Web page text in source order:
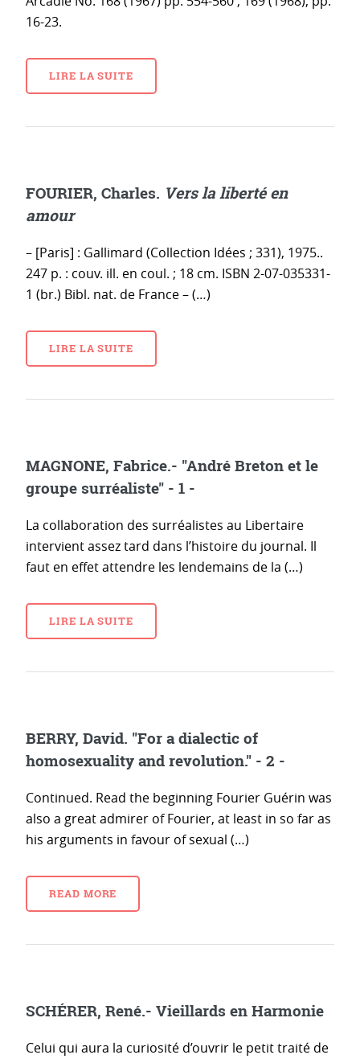
16-23.
LIRE LA SUITE
FOURIER, Charles. Vers la liberté en
amour
– [Paris] : Gallimard (Collection Idées ; 331), 1975..
247 p. : couv. ill. en coul. ; 18 cm. ISBN 2-07-035331-
1 (br.) Bibl. nat. de France – (…)
LIRE LA SUITE
MAGNONE, Fabrice.- "André Breton et le
groupe surréaliste" - 1 -
La collaboration des surréalistes au Libertaire
intervient assez tard dans l’histoire du journal. Il
faut en effet attendre les lendemains de la (…)
LIRE LA SUITE
BERRY, David. "For a dialectic of
homosexuality and revolution." - 2 -
Continued. Read the beginning Fourier Guérin was
also a great admirer of Fourier, at least in so far as
his arguments in favour of sexual (…)
READ MORE
SCHÉRER, René.- Vieillards en Harmonie
Celui qui aura la curiosité d’ouvrir le petit traité de